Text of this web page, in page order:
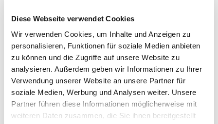
Diese Webseite verwendet Cookies
Wir verwenden Cookies, um Inhalte und Anzeigen zu
personalisieren, Funktionen für soziale Medien anbieten
zu können und die Zugriffe auf unsere Website zu
analysieren. Außerdem geben wir Informationen zu Ihrer
Verwendung unserer Website an unsere Partner für
soziale Medien, Werbung und Analysen weiter. Unsere
Partner führen diese Informationen möglicherweise mit
weiteren Daten zusammen, die Sie ihnen bereitgestellt
Archive
2026
2025
2024
2023